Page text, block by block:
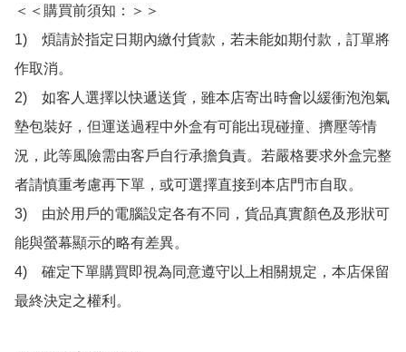
＜＜購買前須知：＞＞
1)　煩請於指定日期內繳付貨款，若未能如期付款，訂單將
作取消。
2)　如客人選擇以快遞送貨，雖本店寄出時會以緩衝泡泡氣
墊包裝好，但運送過程中外盒有可能出現碰撞、擠壓等情
況，此等風險需由客戶自行承擔負責。若嚴格要求外盒完整
者請慎重考慮再下單，或可選擇直接到本店門市自取。
3)　由於用戶的電腦設定各有不同，貨品真實顏色及形狀可
能與螢幕顯示的略有差異。
4)　確定下單購買即視為同意遵守以上相關規定，本店保留
最終決定之權利。